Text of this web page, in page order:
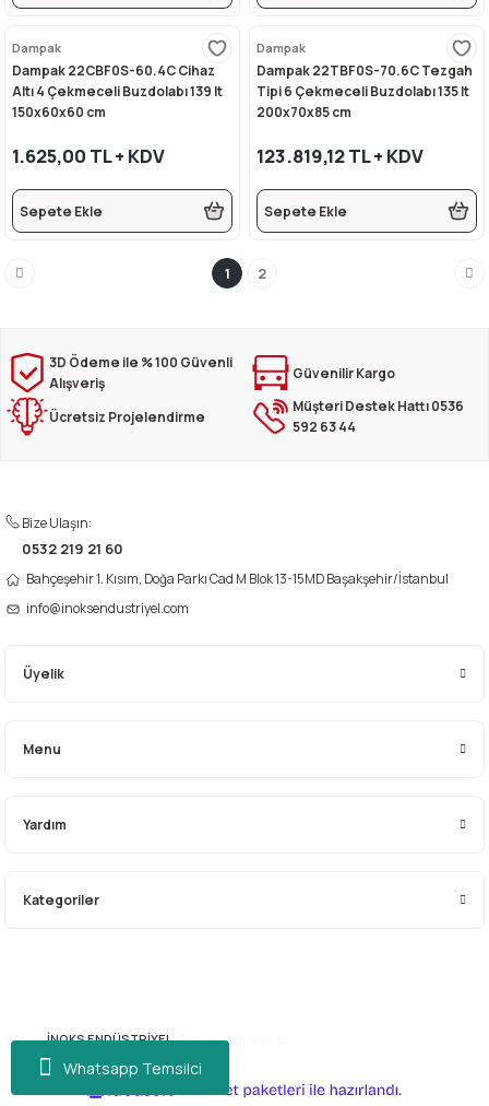
Whatsapp Temsilci
Dampak
Dampak 22CBF0S-60.4C Cihaz
Altı 4 Çekmeceli Buzdolabı 139 lt
150x60x60 cm
1.625,00 TL + KDV
Sepete Ekle
Dampak
Dampak 22TBF0S-70.6C Tezgah
Tipi 6 Çekmeceli Buzdolabı 135 lt
200x70x85 cm
123.819,12 TL + KDV
Sepete Ekle
1 2
3D Ödeme ile % 100 Güvenli
Alışveriş
Güvenilir Kargo
Ücretsiz Projelendirme
Müşteri Destek Hattı 0536
592 63 44
Bize Ulaşın:
0532 219 21 60
Bahçeşehir 1. Kısım, Doğa Parkı Cad M Blok 13-15MD Başakşehir/İstanbul
info@inoksendustriyel.com
Üyelik
Menu
Yardım
Kategoriler
© 2026İNOKS ENDÜSTRİYEL.Tüm Hakları Saklıdır.
e-